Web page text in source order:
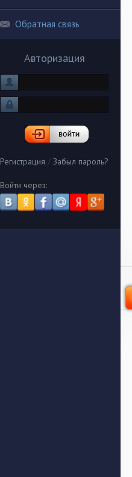
Обратная связь
Авторизация
Регистрация / Забыл пароль?
Войти через: